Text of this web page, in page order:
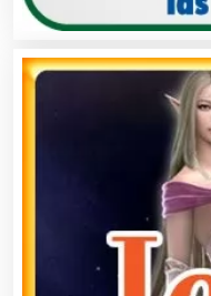
Audios para
Autobuses
Automóviles